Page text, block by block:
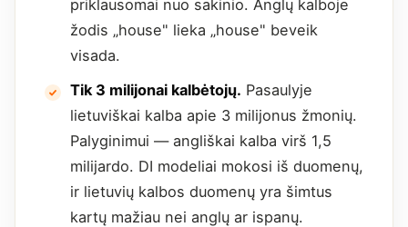
priklausomai nuo sakinio. Anglų kalboje
žodis „house" lieka „house" beveik
visada.
Tik 3 milijonai kalbėtojų. Pasaulyje
lietuviškai kalba apie 3 milijonus žmonių.
Palyginimui — angliškai kalba virš 1,5
milijardo. DI modeliai mokosi iš duomenų,
ir lietuvių kalbos duomenų yra šimtus
kartų mažiau nei anglų ar ispanų.